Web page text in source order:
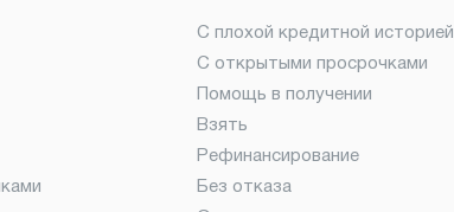
С плохой кредитной историей
С открытыми просрочками
Помощь в получении
Взять
Рефинансирование
Без отказа